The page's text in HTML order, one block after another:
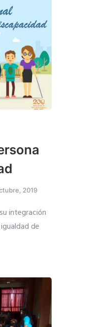
2019
integración
de